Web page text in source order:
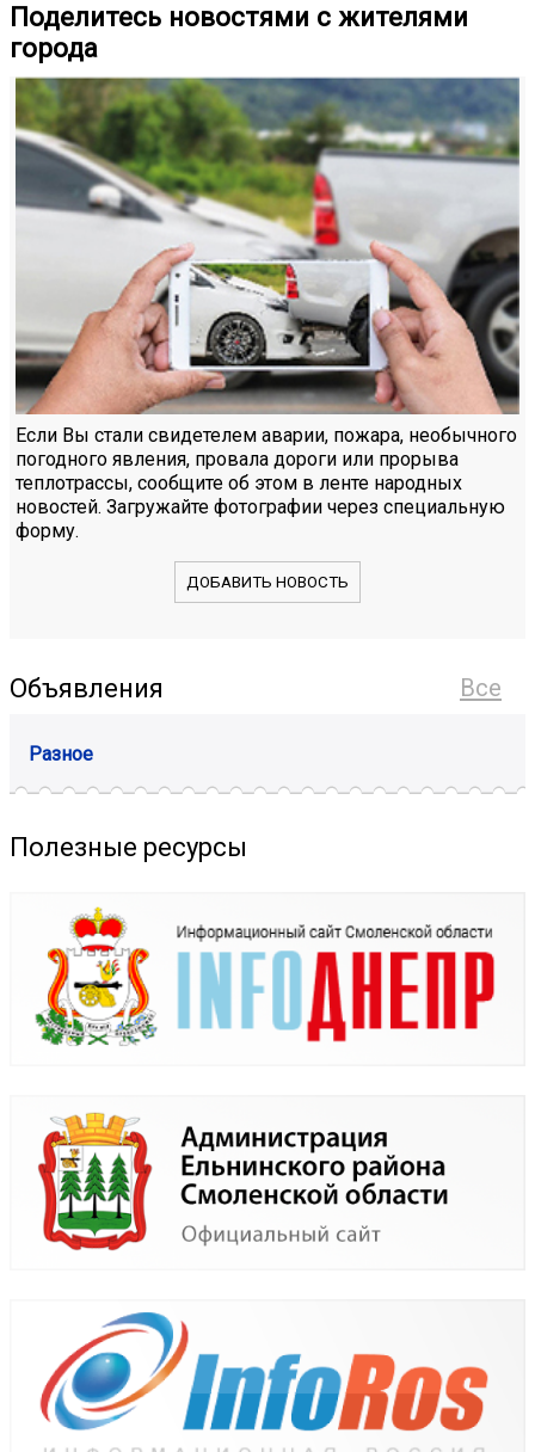
Поделитесь новостями с жителями
города
Если Вы стали свидетелем аварии, пожара, необычного
погодного явления, провала дороги или прорыва
теплотрассы, сообщите об этом в ленте народных
новостей. Загружайте фотографии через специальную
форму.
ДОБАВИТЬ НОВОСТЬ
Все
Объявления
Разное
Полезные ресурсы